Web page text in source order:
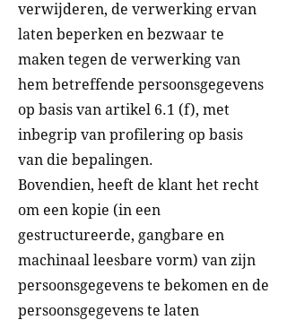
verwijderen, de verwerking ervan
laten beperken en bezwaar te
maken tegen de verwerking van
hem betreffende persoonsgegevens
op basis van artikel 6.1 (f), met
inbegrip van profilering op basis
van die bepalingen.
Bovendien, heeft de klant het recht
om een kopie (in een
gestructureerde, gangbare en
machinaal leesbare vorm) van zijn
persoonsgegevens te bekomen en de
persoonsgegevens te laten